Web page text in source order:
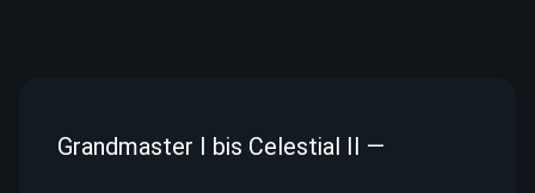
Grandmaster I bis Celestial II —